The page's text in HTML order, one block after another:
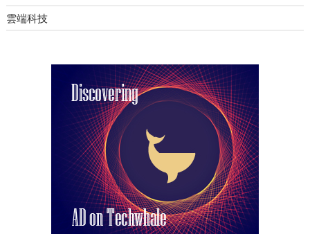
雲端科技